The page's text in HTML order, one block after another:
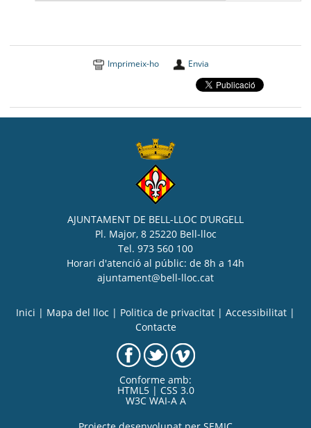
Imprimeix-ho Envia
AJUNTAMENT DE BELL-LLOC D’URGELL
Pl. Major, 8 25220 Bell-lloc
Tel. 973 560 100
Horari d'atenció al públic: de 8h a 14h
ajuntament@bell-lloc.cat
Inici Mapa del lloc Politica de privacitat Accessibilitat
Contacte
Conforme amb:
HTML5 | CSS 3.0
W3C WAI-A A